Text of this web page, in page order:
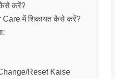
करें?
में शिकायत कैसे करें?
Reset Kaise